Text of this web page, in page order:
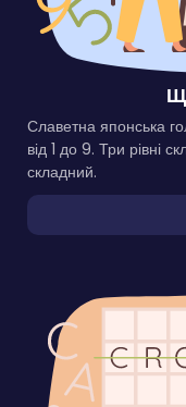
Славетна японська
від 1 до 9. Три рівні
складний.